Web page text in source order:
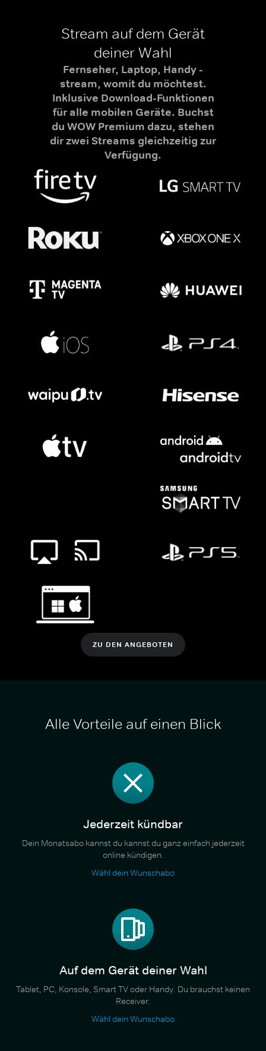
Stream auf dem Gerät
deiner Wahl
Fernseher, Laptop, Handy -
stream, womit du möchtest.
Inklusive Download-Funktionen
für alle mobilen Geräte. Buchst
du WOW Premium dazu, stehen
dir zwei Streams gleichzeitig zur
Verfügung.
ZU DEN ANGEBOTEN
Alle Vorteile auf einen Blick
Jederzeit kündbar
Dein Monatsabo kannst du kannst du ganz einfach jederzeit
online kündigen.
Wähl dein Wunschabo
Auf dem Gerät deiner Wahl
Tablet, PC, Konsole, Smart TV oder Handy. Du brauchst keinen
Receiver.
Wähl dein Wunschabo